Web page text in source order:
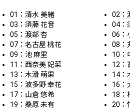
01：清水 美緒
02：
03：須藤 花音
04：
05：渡部 杏
06：
07：名古屋 桃花
08：
09：池 麻里
10：
11：西奈美 妃菜
12：
13：木滑 萌果
14：
15：波多野 幸花
16：
17：山倉 悠希
18：
19：桑原 未有
20：